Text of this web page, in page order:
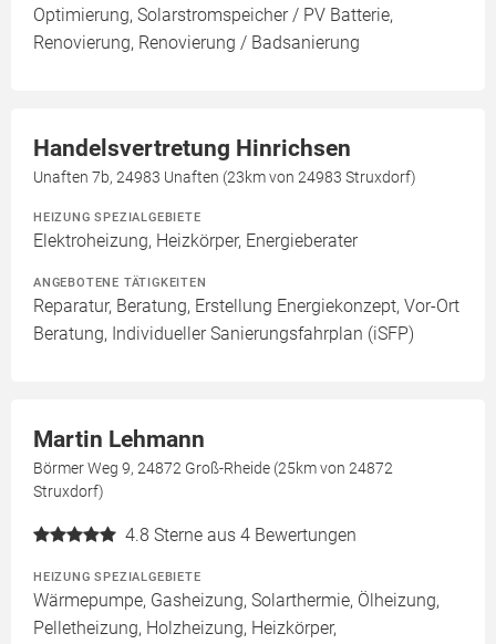
Optimierung, Solarstromspeicher / PV Batterie,
Renovierung, Renovierung / Badsanierung
Handelsvertretung Hinrichsen
Unaften 7b, 24983 Unaften (23km von 24983 Struxdorf)
HEIZUNG SPEZIALGEBIETE
Elektroheizung, Heizkörper, Energieberater
ANGEBOTENE TÄTIGKEITEN
Reparatur, Beratung, Erstellung Energiekonzept, Vor-Ort
Beratung, Individueller Sanierungsfahrplan (iSFP)
Martin Lehmann
Börmer Weg 9, 24872 Groß-Rheide (25km von 24872
Struxdorf)
4.8 Sterne aus 4 Bewertungen
HEIZUNG SPEZIALGEBIETE
Wärmepumpe, Gasheizung, Solarthermie, Ölheizung,
Pelletheizung, Holzheizung, Heizkörper,